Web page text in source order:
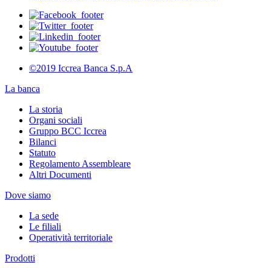
©2019 Iccrea Banca S.p.A
La banca
La storia
Organi sociali
Gruppo BCC Iccrea
Bilanci
Statuto
Regolamento Assembleare
Altri Documenti
Dove siamo
La sede
Le filiali
Operatività territoriale
Prodotti